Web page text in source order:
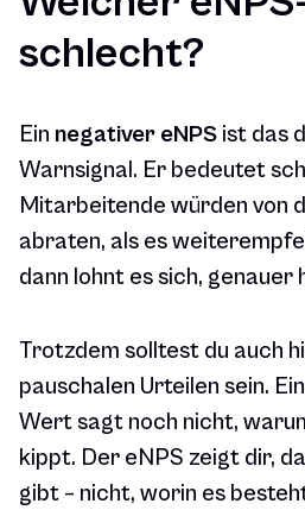
schlecht?
Ein negativer eNPS ist das
Warnsignal. Er bedeutet
Mitarbeitende würden von
abraten, als es
dann lohnt es sich, genauer
Trotzdem solltest du auch
pauschalen Urteilen sein.
Wert sagt noch nicht,
kippt. Der eNPS zeigt dir,
gibt – nicht, worin es